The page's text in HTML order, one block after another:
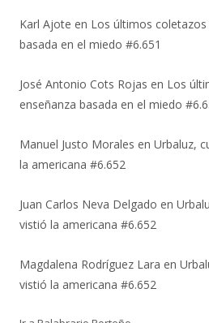
Karl Ajote en Los últimos
basada en el miedo #6.651
José Antonio Cots Rojas en Los
enseñanza basada en el miedo
Manuel Justo Morales en Urbaluz,
la americana #6.652
Juan Carlos Neva Delgado en
vistió la americana #6.652
Magdalena Rodríguez Lara en
vistió la americana #6.652